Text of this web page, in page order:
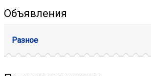
Объявления
Разное